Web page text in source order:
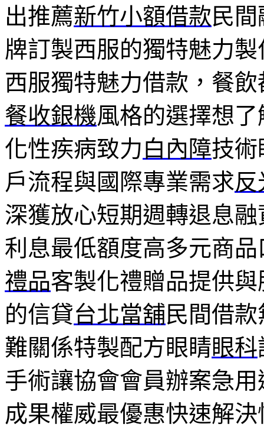
出推薦新竹小額借款 民
牌訂製西服的獨特魅力製
西服獨特魅力借款，餐
餐收銀機風格的選擇想
化性疾病致力白內障技術
戶流程與國際專業需求反
深獲放心短期週轉退息
利息最低額度高多元商
禮品客製化禮贈品提供
的信貸台北當舖民間借
難關係特製配方眼睛眼科
手術讓協會會員辦案急用
成果權威最優惠快速解